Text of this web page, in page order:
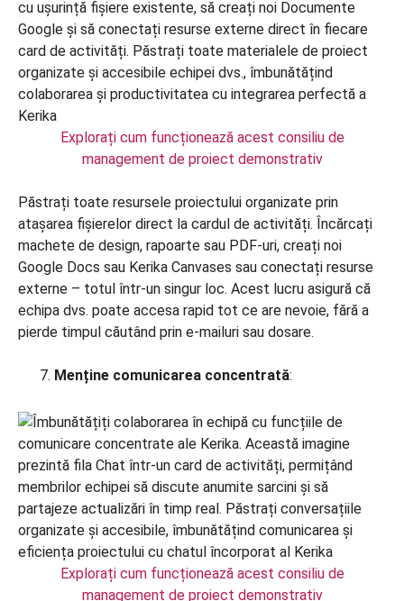
Explorați cum funcționează acest consiliu de
management de proiect demonstrativ
Păstrați toate resursele proiectului organizate prin
atașarea fișierelor direct la cardul de activități. Încărcați
machete de design, rapoarte sau PDF-uri, creați noi
Google Docs sau Kerika Canvases sau conectați resurse
externe – totul într-un singur loc. Acest lucru asigură că
echipa dvs. poate accesa rapid tot ce are nevoie, fără a
pierde timpul căutând prin e-mailuri sau dosare.
Menține comunicarea concentrată:
Explorați cum funcționează acest consiliu de
management de proiect demonstrativ